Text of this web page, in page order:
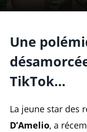
Une
TikTok…
La jeune star des
D’Amelio, a